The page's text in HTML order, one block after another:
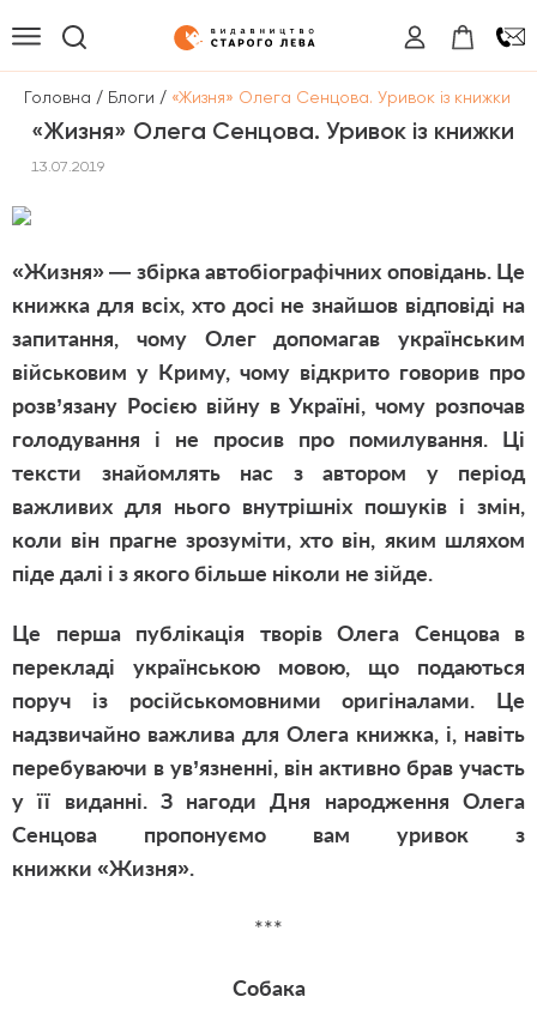
Головна / Блоги / «Жизня» Олега Сенцова. Уривок із книжки
«Жизня» Олега Сенцова. Уривок із книжки
13.07.2019
«Жизня» — збірка автобіографічних оповідань. Це
книжка для всіх, хто досі не знайшов відповіді на
запитання, чому Олег допомагав українським
військовим у Криму, чому відкрито говорив про
розв’язану Росією війну в Україні, чому розпочав
голодування і не просив про помилування. Ці
тексти знайомлять нас з автором у період
важливих для нього внутрішніх пошуків і змін,
коли він прагне зрозуміти, хто він, яким шляхом
піде далі і з якого більше ніколи не зійде.
Це перша публікація творів Олега Сенцова в
перекладі українською мовою, що подаються
поруч із російськомовними оригіналами. Це
надзвичайно важлива для Олега книжка, і, навіть
перебуваючи в ув’язненні, він активно брав участь
у її виданні. З нагоди Дня народження Олега
Сенцова пропонуємо вам уривок з
книжки «Жизня».
***
Собака